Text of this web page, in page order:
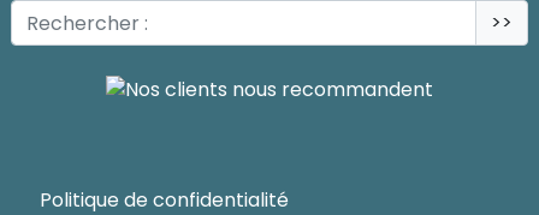
>>
Politique de confidentialité